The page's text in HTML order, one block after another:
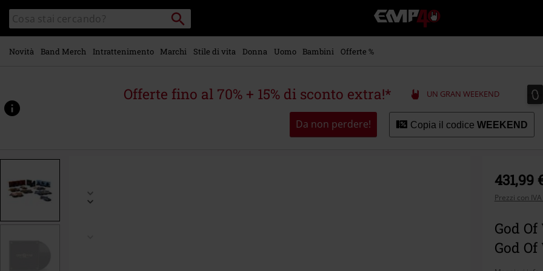
contenuto
principale
Cerca
nel
catalogo
Cerca
Punto
di
ritiro
EMP
-
Musica,
Videogame
-
Abbigliamento
Novità Band Merch Intrattenimento Marchi Stile di vita Donna Uomo Bambini Offerte %
Offerte fino al 70% + 15% di sconto extra!* UN GRAN WEEKEND 0
0
Da non perdere! Copia il codice WEEKEND
www.emp-
431,99
Prezzi con
God
God